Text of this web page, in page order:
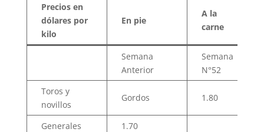
Precios en
dólares por
kilo
En pie
A la
carne
Semana
Anterior
Semana
N°52
Toros y
novillos
Gordos 1.80
Generales 1.70